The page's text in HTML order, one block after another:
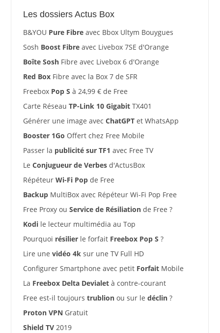
Les dossiers Actus Box
B&YOU Pure Fibreavec Bbox Ultym Bouygues
Sosh Boost Fibreavec Livebox 7SE d'Orange
Boîte SoshFibre avec Livebox 6 d'Orange
Red BoxFibre avec la Box 7 de SFR
Freebox Pop S à 24,99 € de Free
Carte Réseau TP-Link 10 GigabitTX401
Générer une image avec ChatGPTet WhatsApp
Booster 1Go Offert chez Free Mobile
Passer la publicité sur TF1 avec Free TV
Le Conjugueur de Verbesd'ActusBox
Répéteur Wi-Fi Popde Free
BackupMultiBox avec Répéteur Wi-Fi Pop Free
Free Proxy ou Service de Résiliationde Free ?
Kodile lecteur multimédia au Top
Pourquoi résilierle forfait Freebox Pop S ?
Lire une vidéo 4ksur une TV Full HD
Configurer Smartphone avec petit ForfaitMobile
La Freebox Delta Devialetà contre-courant
Free est-il toujours trublionou sur le déclin?
Proton VPN Gratuit
Shield TV2019